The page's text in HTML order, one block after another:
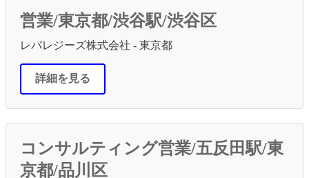
営業/東京都/渋谷駅/渋谷区
レバレジーズ株式会社 - 東京都
詳細を見る
コンサルティング営業/五反田駅/東
京都/品川区